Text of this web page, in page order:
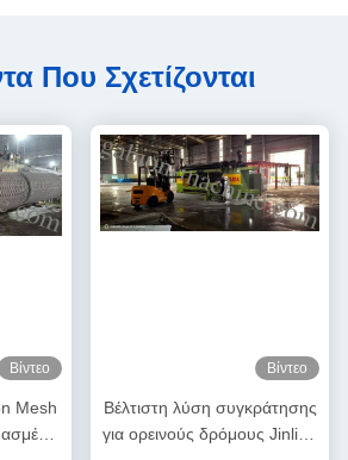
Που Σχετίζονται
Βίντεο
Mesh
Βίντεο
Βέλτιστη λύση συγκράτησης
για ορεινούς δρόμους Jinlida